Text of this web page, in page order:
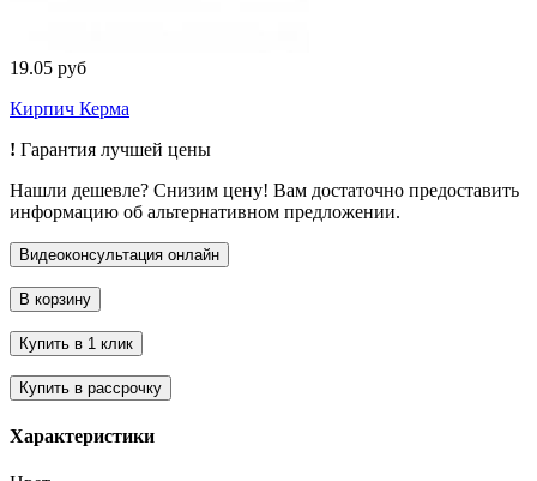
19.05 руб
Кирпич Керма
! Гарантия лучшей цены
Нашли дешевле? Снизим цену! Вам достаточно предоставить
информацию об альтернативном предложении.
Характеристики